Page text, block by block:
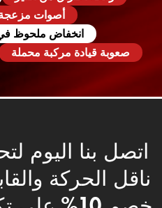
أصوات مزعجة
انخفاض ملحوظ
صعوبة قيادة مركبة محملة
اتصل بنا اليوم
ناقل الحركة
خصم 10%